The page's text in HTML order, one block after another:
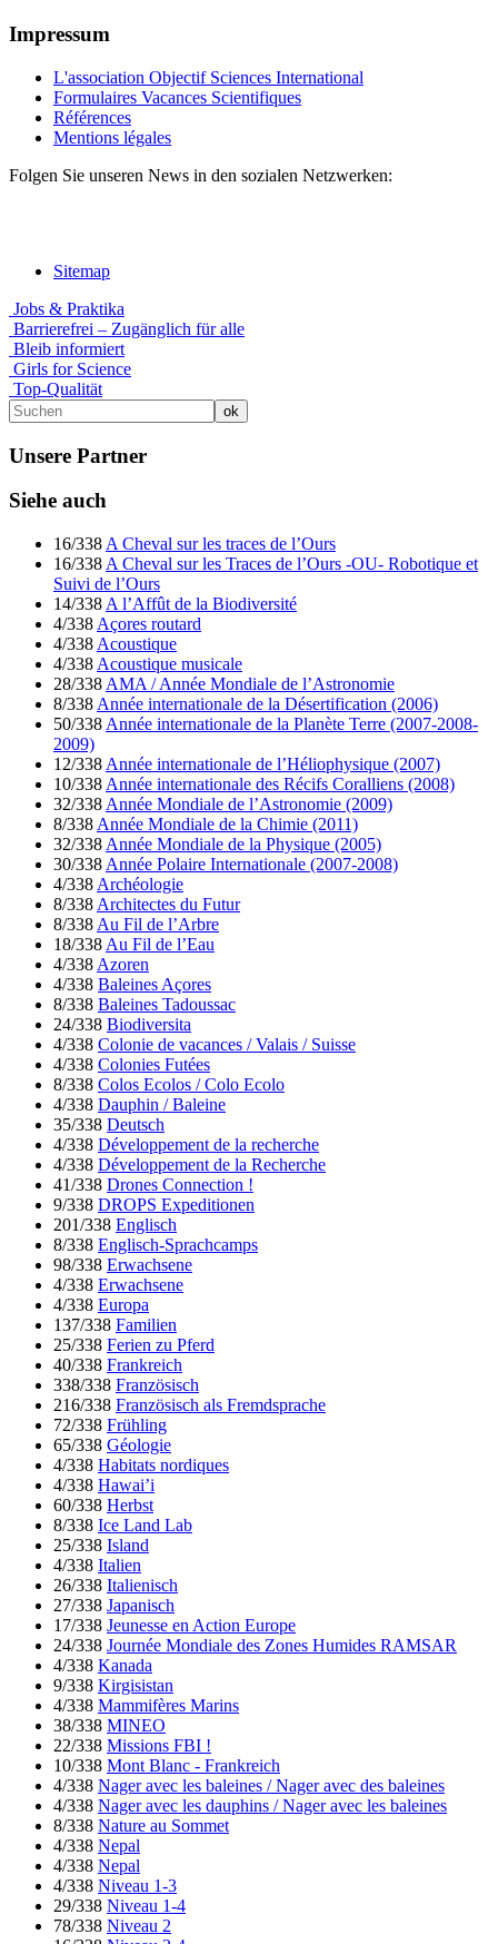
Impressum
L'association Objectif Sciences International
Formulaires Vacances Scientifiques
Références
Mentions légales
Folgen Sie unseren News in den sozialen Netzwerken:
Sitemap
Jobs & Praktika
Barrierefrei – Zugänglich für alle
Bleib informiert
Girls for Science
Top-Qualität
Unsere Partner
Siehe auch
16/338 A Cheval sur les traces de l’Ours
16/338 A Cheval sur les Traces de l’Ours -OU- Robotique et
Suivi de l’Ours
14/338 A l’Affût de la Biodiversité
4/338 Açores routard
4/338 Acoustique
4/338 Acoustique musicale
28/338 AMA / Année Mondiale de l’Astronomie
8/338 Année internationale de la Désertification (2006)
50/338 Année internationale de la Planète Terre (2007-2008-
2009)
12/338 Année internationale de l’Héliophysique (2007)
10/338 Année internationale des Récifs Coralliens (2008)
32/338 Année Mondiale de l’Astronomie (2009)
8/338 Année Mondiale de la Chimie (2011)
32/338 Année Mondiale de la Physique (2005)
30/338 Année Polaire Internationale (2007-2008)
4/338 Archéologie
8/338 Architectes du Futur
8/338 Au Fil de l’Arbre
18/338 Au Fil de l’Eau
4/338 Azoren
4/338 Baleines Açores
8/338 Baleines Tadoussac
24/338 Biodiversita
4/338 Colonie de vacances / Valais / Suisse
4/338 Colonies Futées
8/338 Colos Ecolos / Colo Ecolo
4/338 Dauphin / Baleine
35/338 Deutsch
4/338 Développement de la recherche
4/338 Développement de la Recherche
41/338 Drones Connection !
9/338 DROPS Expeditionen
201/338 Englisch
8/338 Englisch-Sprachcamps
98/338 Erwachsene
4/338 Erwachsene
4/338 Europa
137/338 Familien
25/338 Ferien zu Pferd
40/338 Frankreich
338/338 Französisch
216/338 Französisch als Fremdsprache
72/338 Frühling
65/338 Géologie
4/338 Habitats nordiques
4/338 Hawai’i
60/338 Herbst
8/338 Ice Land Lab
25/338 Island
4/338 Italien
26/338 Italienisch
27/338 Japanisch
17/338 Jeunesse en Action Europe
24/338 Journée Mondiale des Zones Humides RAMSAR
4/338 Kanada
9/338 Kirgisistan
4/338 Mammifères Marins
38/338 MINEO
22/338 Missions FBI !
10/338 Mont Blanc - Frankreich
4/338 Nager avec les baleines / Nager avec des baleines
4/338 Nager avec les dauphins / Nager avec les baleines
8/338 Nature au Sommet
4/338 Nepal
4/338 Nepal
4/338 Niveau 1-3
29/338 Niveau 1-4
78/338 Niveau 2